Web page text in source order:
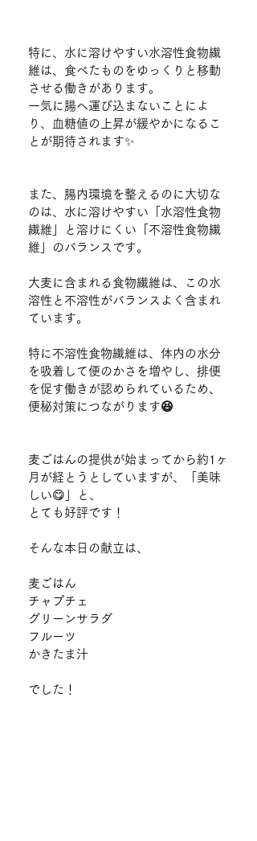
特に、水に溶けやすい水溶性食物繊
維は、食べたものをゆっくりと移動
させる働きがあります。
一気に腸へ運び込まないことによ
り、血糖値の上昇が緩やかになるこ
とが期待されます✨
また、腸内環境を整えるのに大切な
のは、水に溶けやすい「水溶性食物
繊維」と溶けにくい「不溶性食物繊
維」のバランスです。
大麦に含まれる食物繊維は、この水
溶性と不溶性がバランスよく含まれ
ています。
特に不溶性食物繊維は、体内の水分
を吸着して便のかさを増やし、排便
を促す働きが認められているため、
便秘対策につながります😆
麦ごはんの提供が始まってから約1ヶ
月が経とうとしていますが、「美味
しい😋」と、
とても好評です！
そんな本日の献立は、
麦ごはん
チャプチェ
グリーンサラダ
フルーツ
かきたま汁
でした！